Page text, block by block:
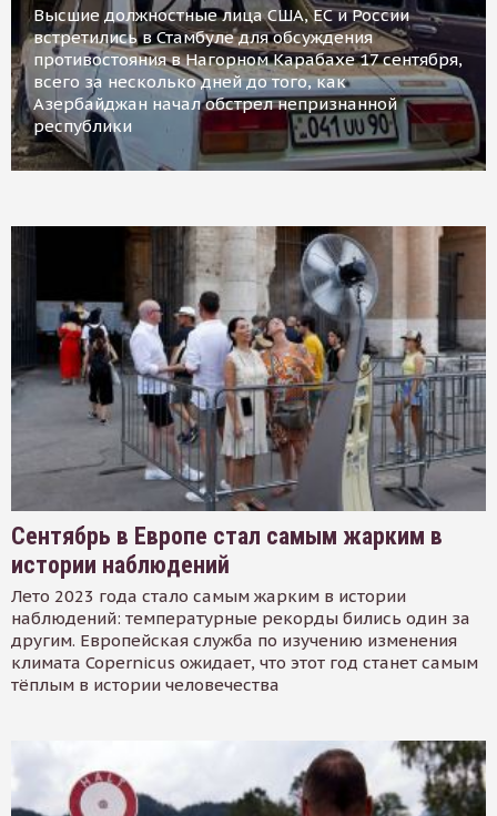
Высшие должностные лица США, ЕС и России
встретились в Стамбуле для обсуждения
противостояния в Нагорном Карабахе 17 сентября,
всего за несколько дней до того, как
Азербайджан начал обстрел непризнанной
республики
Сентябрь в Европе стал самым жарким в
истории наблюдений
Лето 2023 года стало самым жарким в истории
наблюдений: температурные рекорды бились один за
другим. Европейская служба по изучению изменения
климата Copernicus ожидает, что этот год станет самым
тёплым в истории человечества